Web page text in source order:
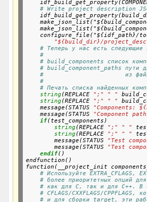
# Write project description
configure_file("${idf_path}/
"${build_dir}/
# Теперь у нас есть следующие
#
# build_components список
# build_component_paths пути
#                       из файла
#
# Печать списка найденных
string (REPLACE ";" " "
string (REPLACE ";" " "
    message(STATUS
"Components:
    message(STATUS
"Component
if(test_components)
string (REPLACE ";" " "
string (REPLACE ";" " "
        message(STATUS
"Test
        message(STATUS
"Test
endif()
endfunction()
function(__project_init
# Используйте EXTRA_CFLAGS,
# более приоритетных опций для
# как для C, так и для C++. В
# CFLAGS/CXXFLAGS/
# и для сборки target, эти